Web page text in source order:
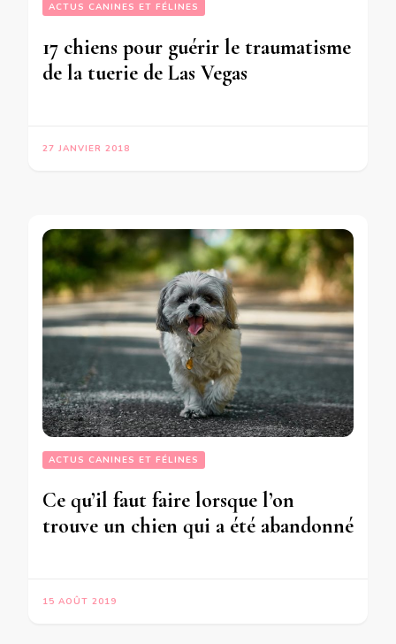
ACTUS CANINES ET FÉLINES
17 chiens pour guérir le traumatisme
de la tuerie de Las Vegas
27 JANVIER 2018
ACTUS CANINES ET FÉLINES
Ce qu’il faut faire lorsque l’on
trouve un chien qui a été abandonné
15 AOÛT 2019